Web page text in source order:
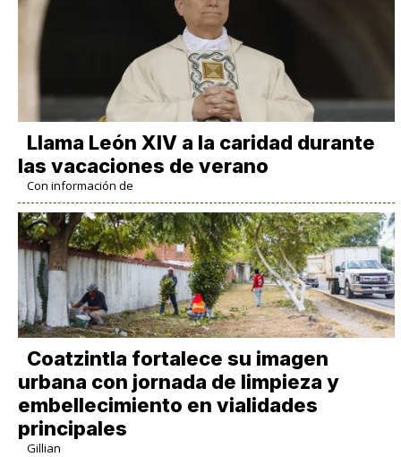
Llama León XIV a la caridad durante
las vacaciones de verano
Con información de
Coatzintla fortalece su imagen
urbana con jornada de limpieza y
embellecimiento en vialidades
principales
Gillian